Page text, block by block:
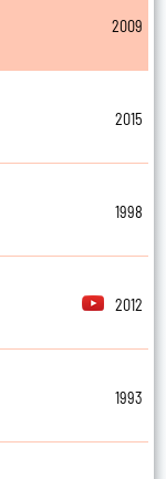
2009
2015
1998
2012
1993